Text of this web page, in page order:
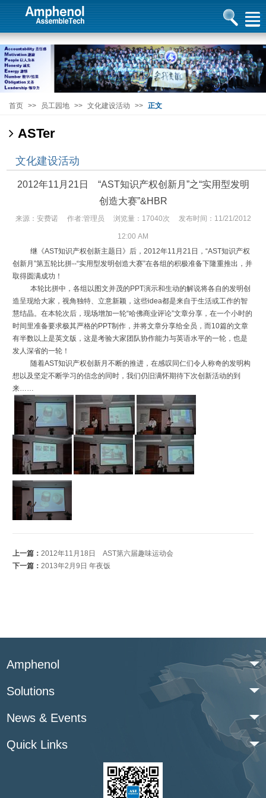
首页 >> 员工园地 >> 文化建设活动 >> 正文
ASTer
文化建设活动
2012年11月21日 “AST知识产权创新月”之“实用型发明
创造大赛”&HBR
来源：安费诺 作者:管理员 浏览量：17040次 发布时间：11/21/2012
12:00 AM
继《AST知识产权创新主题日》后，2012年11月21日，“AST知识产权
创新月”第五轮比拼--“实用型发明创造大赛”在各组的积极准备下隆重推出，并
取得圆满成功！
本轮比拼中，各组以图文并茂的PPT演示和生动的解说将各自的发明创
造呈现给大家，视角独特、立意新颖，这些idea都是来自于生活或工作的智
慧结晶。在本轮次后，现场增加一轮“哈佛商业评论”文章分享，在一个小时的
时间里准备要求极其严格的PPT制作，并将文章分享给全员，而10篇的文章
有半数以上是英文版，这是考验大家团队协作能力与英语水平的一轮，也是
发人深省的一轮！
随着AST知识产权创新月不断的推进，在感叹同仁们令人称奇的发明构
想以及坚定不断学习的信念的同时，我们仍旧满怀期待下次创新活动的到
来……
上一篇： 2012年11月18日 AST第六届趣味运动会
下一篇： 2013年2月9日 年夜饭
Amphenol
Solutions
News & Events
Quick Links